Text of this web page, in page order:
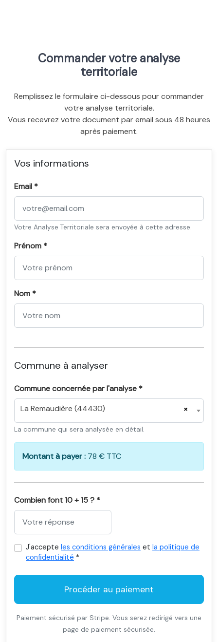
Commander votre analyse
territoriale
Remplissez le formulaire ci-dessous pour commander
votre analyse territoriale.
Vous recevrez votre document par email sous 48 heures
après paiement.
Vos informations
Email *
Votre Analyse Territoriale sera envoyée à cette adresse.
Prénom *
Nom *
Commune à analyser
Commune concernée par l'analyse *
×
La Remaudière (44430)
La commune qui sera analysée en détail.
Montant à payer : 78 € TTC
Combien font 10 + 15 ? *
J'accepte les conditions générales et la politique de
confidentialité *
Procéder au paiement
Paiement sécurisé par Stripe. Vous serez redirigé vers une
page de paiement sécurisée.